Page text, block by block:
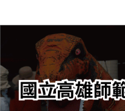
轉
要
內
容